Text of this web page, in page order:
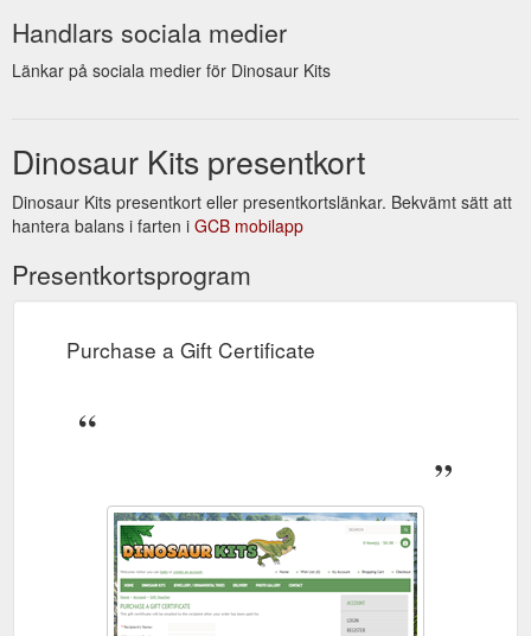
agree to be bound by these Terms and Conditions when you
Conditions apply to the Ordering, purchase, fulfilment and
Handlars sociala medier
Länkar på sociala medier för Dinosaur Kits
Dinosaur Kits presentkort
Dinosaur Kits presentkort eller presentkortslänkar. Bekvämt sätt att
hantera balans i farten i GCB mobilapp
Presentkortsprogram
Purchase a Gift Certificate